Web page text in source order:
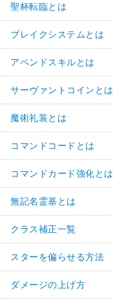
聖杯転臨とは
ブレイクシステムとは
アペンドスキルとは
サーヴァントコインとは
魔術礼装とは
コマンドコードとは
コマンドカード強化とは
無記名霊基とは
クラス補正一覧
スターを偏らせる方法
ダメージの上げ方